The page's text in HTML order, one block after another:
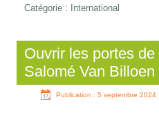
Catégorie : International
Ouvrir les portes
Salomé Van Billoen
Publication : 5 septembre 2024 |